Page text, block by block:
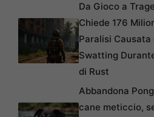
Da Gioco a
Chiede 176
Paralisi Causata
Swatting
di Rust
Abbandona
cane meticcio,